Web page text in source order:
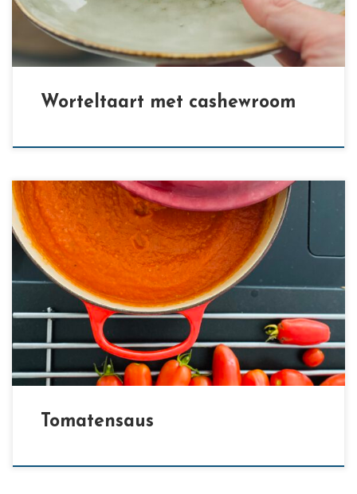
Worteltaart met cashewroom
[…]
Tomatensaus